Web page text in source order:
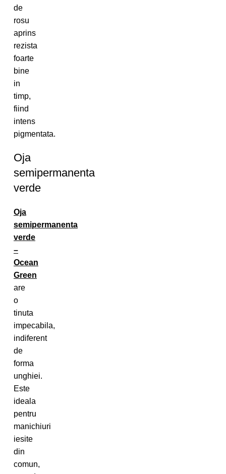
de
rosu
aprins
rezista
foarte
bine
in
timp,
fiind
intens
pigmentata.
Oja
semipermanenta
verde
Oja
semipermanenta
verde
–
Ocean
Green
are
o
tinuta
impecabila,
indiferent
de
forma
unghiei.
Este
ideala
pentru
manichiuri
iesite
din
comun,